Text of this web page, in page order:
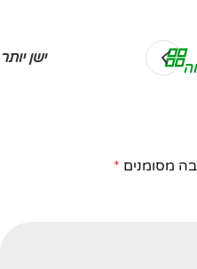
ישן יותר
מסומנים *